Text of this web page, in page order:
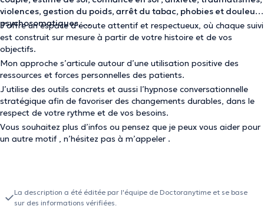
violences, gestion du poids, arrêt du tabac, phobies et douleurs
psychosomatiques, …
J’offre un espace d’écoute attentif et respectueux, où chaque suivi
est construit sur mesure à partir de votre histoire et de vos
objectifs.
Mon approche s’articule autour d’une utilisation positive des
ressources et forces personnelles des patients.
J’utilise des outils concrets et aussi l’hypnose conversationnelle
stratégique afin de favoriser des changements durables, dans le
respect de votre rythme et de vos besoins.
Vous souhaitez plus d’infos ou pensez que je peux vous aider pour
un autre motif , n’hésitez pas à m’appeler .
La description a été éditée par l'équipe de Doctoranytime et se base
sur des informations vérifiées.